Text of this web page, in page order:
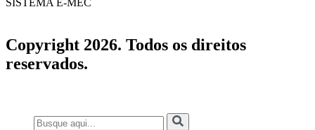
Copyright 2026. Todos os direitos
reservados.